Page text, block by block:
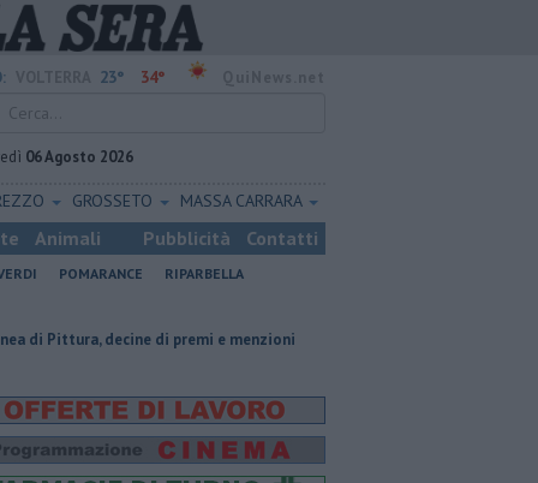
23° 34°
06 Agosto 2026
GROSSETO MASSA CARRARA
Animali Pubblicità Contatti
POMARANCE
RIPARBELLA
di premi e menzioni Misericordie Pisane, Novi confermato